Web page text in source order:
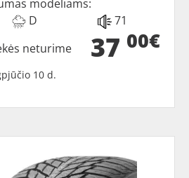
modeliams:
D 71
37 00€
neturime
10 d.